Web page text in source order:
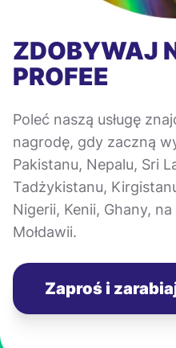
ZDOBYWAJ
PROFEE
Poleć naszą usługę
nagrodę, gdy zaczną
Pakistanu, Nepalu, Sri
Tadżykistanu,
Nigerii, Kenii, Ghany,
Mołdawii.
Zaproś i